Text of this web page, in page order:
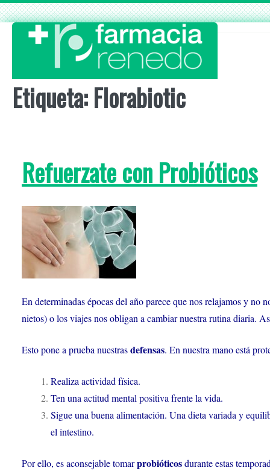
Skip
to
content
Etiqueta:Florabiotic
Refuerzate con Probióticos
En determinadas épocas del año parece que nos relajamos y no
nietos) o los viajes nos obligan a cambiar nuestra rutina diaria.
Esto pone a prueba nuestrasdefensas. En nuestra mano está
Realiza actividad física.
Ten una actitud mental positiva frente la vida.
Sigue una buena alimentación. Una dieta variada y
el intestino.
Por ello, es aconsejable tomarprobióticosdurante estas